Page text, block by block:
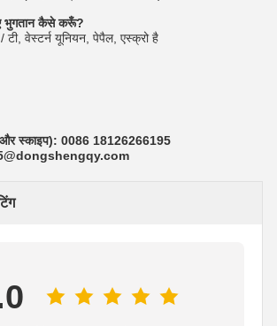
भुगतान कैसे करूँ?
टी, वेस्टर्न यूनियन, पेपैल, एस्क्रो है
और स्काइप): 0086 18126266195